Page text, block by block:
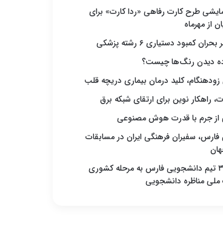
طرح کارت رفاهی «ردا کارت» برای
از مهرماه
کمبود دستیاری ۶ رشته پزشکی
دیدن رنگ‌ها چیست؟
کلید درمان بیماری دریچه قلب
راهکار نوین برای ارتقای شبکه برق
از جرم با قدرت هوش مصنوعی
فارس، سفیران فرهنگی ایران در مسابقات
راهیابی ۳ تیم دانشجویی فارس به مرحله کشوری
مناظره دانشجویی